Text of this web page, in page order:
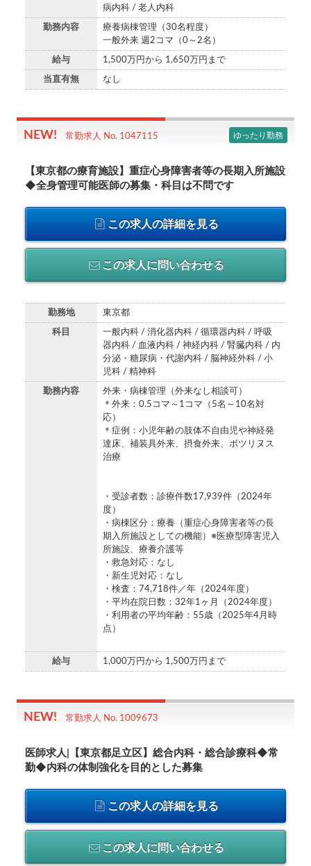
病内科 / 老人内科
勤務内容
療養病棟管理（30名程度）
一般外来 週2コマ（0～2名）
給与 1,500万円から 1,650万円まで
当直有無 なし
常勤求人 No. 1047115 ゆったり勤務
【東京都の療育施設】重症心身障害者等の長期入所施設
◆全身管理可能医師の募集・科目は不問です
この求人の詳細を見る
この求人に問い合わせる
勤務地 東京都
科目
一般内科 / 消化器内科 / 循環器内科 / 呼吸
器内科 / 血液内科 / 神経内科 / 腎臓内科 / 内
分泌・糖尿病・代謝内科 / 脳神経外科 / 小
児科 / 精神科
勤務内容
外来・病棟管理（外来なし相談可）
＊外来：0.5コマ～1コマ（5名～10名対
応）
＊症例：小児年齢の肢体不自由児や神経発
達床、補装具外来、摂食外来、ボツリヌス
治療
・受診者数：診療件数17,939件（2024年
度）
・病棟区分：療養（重症心身障害者等の長
期入所施設としての機能）※医療型障害児入
所施設、療養介護等
・救急対応：なし
・新生児対応：なし
・検査：74,718件／年（2024年度）
・平均在院日数：32年1ヶ月（2024年度）
・利用者の平均年齢：55歳（2025年4月時
点）
給与 1,000万円から 1,500万円まで
常勤求人 No. 1009673
医師求人|【東京都足立区】総合内科・総合診療科◆常
勤◆内科の体制強化を目的とした募集
この求人の詳細を見る
この求人に問い合わせる